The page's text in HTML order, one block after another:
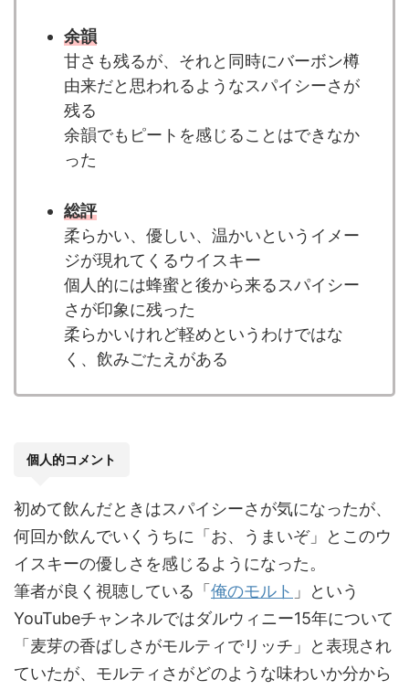
余韻
甘さも残るが、それと同時にバーボン樽
由来だと思われるようなスパイシーさが
残る
余韻でもピートを感じることはできなか
った
総評
柔らかい、優しい、温かいというイメー
ジが現れてくるウイスキー
個人的には蜂蜜と後から来るスパイシー
さが印象に残った
柔らかいけれど軽めというわけではな
く、飲みごたえがある
個人的コメント
初めて飲んだときはスパイシーさが気になったが、
何回か飲んでいくうちに「お、うまいぞ」とこのウ
イスキーの優しさを感じるようになった。
筆者が良く視聴している「俺のモルト 」という
YouTubeチャンネルではダルウィニー15年について
「麦芽の香ばしさがモルティでリッチ」と表現され
ていたが、モルティさがどのような味わいか分から